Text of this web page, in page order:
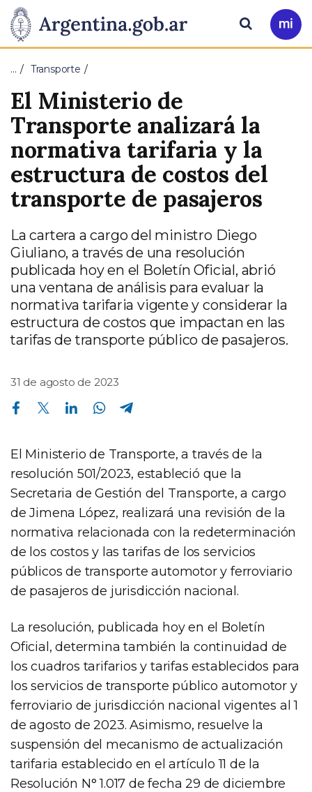
Presidencia
de
la
Nación
Pasar al contenido principal
Ir
a
Buscar
… Transporte
El Ministerio de
Transporte analizará la
normativa tarifaria y la
estructura de costos del
transporte de pasajeros
La cartera a cargo del ministro Diego
Giuliano, a través de una resolución
publicada hoy en el Boletín Oficial, abrió
una ventana de análisis para evaluar la
normativa tarifaria vigente y considerar la
estructura de costos que impactan en las
tarifas de transporte público de pasajeros.
31 de agosto de 2023
Compartir en Facebook Compartir en Twitter Compartir en Linkedin Compartir en Whatsapp
El Ministerio de Transporte, a través de la
resolución 501/2023, estableció que la
Secretaria de Gestión del Transporte, a cargo
de Jimena López, realizará una revisión de la
normativa relacionada con la redeterminación
de los costos y las tarifas de los servicios
públicos de transporte automotor y ferroviario
de pasajeros de jurisdicción nacional.
La resolución, publicada hoy en el Boletín
Oficial, determina también la continuidad de
los cuadros tarifarios y tarifas establecidos para
los servicios de transporte público automotor y
ferroviario de jurisdicción nacional vigentes al 1
de agosto de 2023. Asimismo, resuelve la
suspensión del mecanismo de actualización
tarifaria establecido en el artículo 11 de la
Resolución N° 1.017 de fecha 29 de diciembre